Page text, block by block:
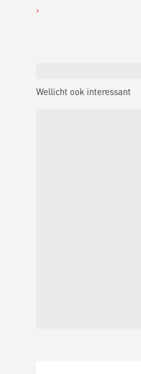
Wellicht ook interessant